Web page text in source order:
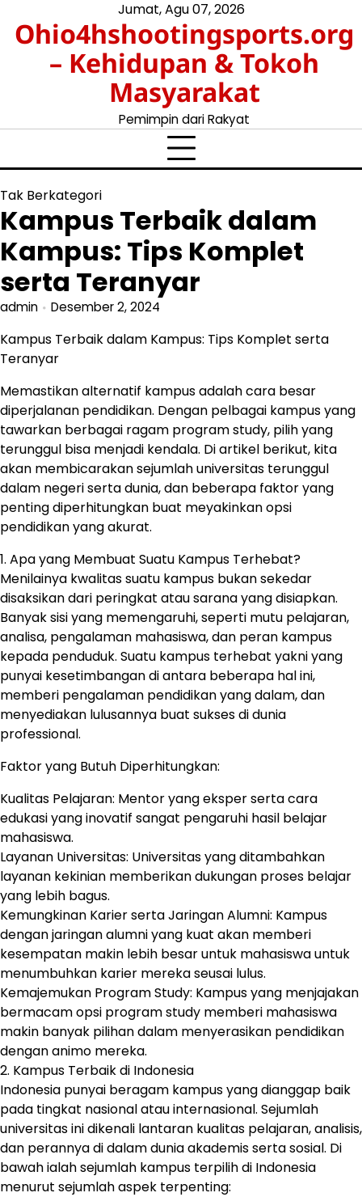
content
Jumat, Agu 07, 2026
Ohio4hshootingsports.org
– Kehidupan & Tokoh
Masyarakat
Pemimpin dari Rakyat
Tak Berkategori
Kampus Terbaik dalam
Kampus: Tips Komplet
serta Teranyar
admin Desember 2, 2024
Kampus Terbaik dalam Kampus: Tips Komplet serta
Teranyar
Memastikan alternatif kampus adalah cara besar
diperjalanan pendidikan. Dengan pelbagai kampus yang
tawarkan berbagai ragam program study, pilih yang
terunggul bisa menjadi kendala. Di artikel berikut, kita
akan membicarakan sejumlah universitas terunggul
dalam negeri serta dunia, dan beberapa faktor yang
penting diperhitungkan buat meyakinkan opsi
pendidikan yang akurat.
1. Apa yang Membuat Suatu Kampus Terhebat?
Menilainya kwalitas suatu kampus bukan sekedar
disaksikan dari peringkat atau sarana yang disiapkan.
Banyak sisi yang memengaruhi, seperti mutu pelajaran,
analisa, pengalaman mahasiswa, dan peran kampus
kepada penduduk. Suatu kampus terhebat yakni yang
punyai kesetimbangan di antara beberapa hal ini,
memberi pengalaman pendidikan yang dalam, dan
menyediakan lulusannya buat sukses di dunia
professional.
Faktor yang Butuh Diperhitungkan:
Kualitas Pelajaran: Mentor yang eksper serta cara
edukasi yang inovatif sangat pengaruhi hasil belajar
mahasiswa.
Layanan Universitas: Universitas yang ditambahkan
layanan kekinian memberikan dukungan proses belajar
yang lebih bagus.
Kemungkinan Karier serta Jaringan Alumni: Kampus
dengan jaringan alumni yang kuat akan memberi
kesempatan makin lebih besar untuk mahasiswa untuk
menumbuhkan karier mereka seusai lulus.
Kemajemukan Program Study: Kampus yang menjajakan
bermacam opsi program study memberi mahasiswa
makin banyak pilihan dalam menyerasikan pendidikan
dengan animo mereka.
2. Kampus Terbaik di Indonesia
Indonesia punyai beragam kampus yang dianggap baik
pada tingkat nasional atau internasional. Sejumlah
universitas ini dikenali lantaran kualitas pelajaran, analisis,
dan perannya di dalam dunia akademis serta sosial. Di
bawah ialah sejumlah kampus terpilih di Indonesia
menurut sejumlah aspek terpenting: